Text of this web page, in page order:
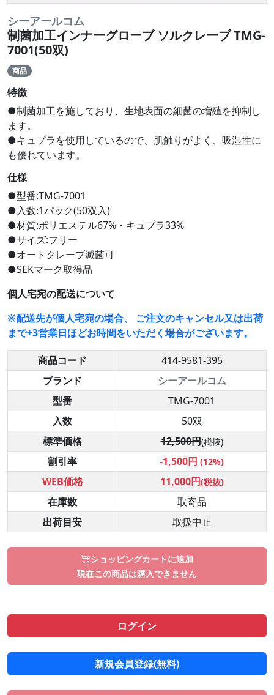
シーアールコム
制菌加工インナーグローブ ソルクレーブ TMG-
7001(50双)
商品
特徴
●制菌加工を施しており、生地表面の細菌の増殖を抑制し
ます。
●キュプラを使用しているので、肌触りがよく、吸湿性に
も優れています。
仕様
●型番:TMG-7001
●入数:1パック(50双入)
●材質:ポリエステル67%・キュプラ33%
●サイズ:フリー
●オートクレーブ滅菌可
●SEKマーク取得品
個人宅宛の配送について
※配送先が個人宅宛の場合、 ご注文のキャンセル又は出荷
まで+3営業日ほどお時間をいただく場合がございます。
商品コード
414-9581-395
ブランド
シーアールコム
型番
TMG-7001
入数
50双
標準価格
12,500円(税抜)
割引率 -1,500円 (12%)
WEB価格 11,000円(税抜)
在庫数
取寄品
出荷目安
取扱中止
ショッピングカートに追加
現在この商品は購入できません
ログイン
新規会員登録(無料)